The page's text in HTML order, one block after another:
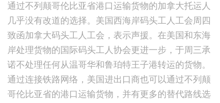
通过不列颠哥伦比亚省港口运输货物的加拿大托运人
几乎没有改道的选择。美国西海岸码头工人工会周四
致函加拿大码头工人工会，表示声援。在美国和东海
岸处理货物的国际码头工人协会更进一步，于周三承
诺不处理任何从温哥华和鲁珀特王子港转运的货物。
通过连接铁路网络，美国进出口商也可以通过不列颠
哥伦比亚省的港口运输货物，并有更多的替代路线选